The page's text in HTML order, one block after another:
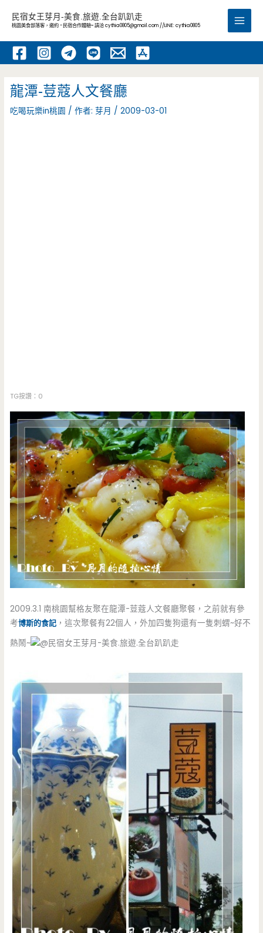
內
民宿女王芽月-美食.旅遊.全台趴趴走
桃園美食部落客，邀約 -民宿合作體驗~ 請洽cythia0805@gmail.com //LINE: cythia0805
Main
龍潭-荳蔻人文餐廳
吃喝玩樂in桃園 / 作者:芽月 /2009-03-01
TG按讚：0
2009.3.1 南桃園幫格友聚在龍潭-荳蔻人文餐廳聚餐，之前就有參
考博斯的食記 ，這次聚餐有22個人，外加四隻狗還有一隻刺蝟~好不
熱鬧~